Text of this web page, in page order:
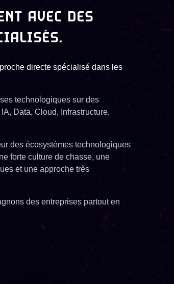
AVEC DES
directe spécialisé dans les
technologiques sur des
Data, Cloud, Infrastructure,
des écosystèmes technologiques
forte culture de chasse, une
et une approche très
des entreprises partout en